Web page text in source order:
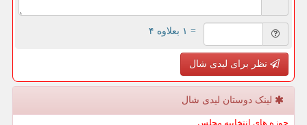
= ۱ بعلاوه ۴
نظر برای لیدی شال
لینک دوستان لیدی شال
حوزه های انتخابیه مجلس